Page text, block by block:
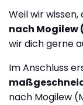
Weil wir wissen,
nach
wir dich gerne
Im Anschluss
nach Mogilew